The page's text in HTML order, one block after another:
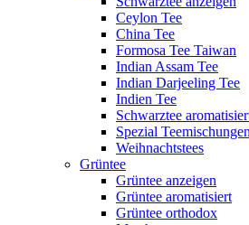
Ceylon Tee
China Tee
Formosa Tee Taiwan
Indian Assam Tee
Indian Darjeeling Tee
Indien Tee
Schwarztee
Spezial Teemischungen
Weihnachtstees
Grüntee
Grüntee anzeigen
Grüntee aromatisiert
Grüntee orthodox